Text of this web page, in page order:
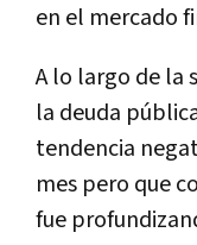
en el mercado
A lo largo de la
la deuda
tendencia
mes pero que
fue